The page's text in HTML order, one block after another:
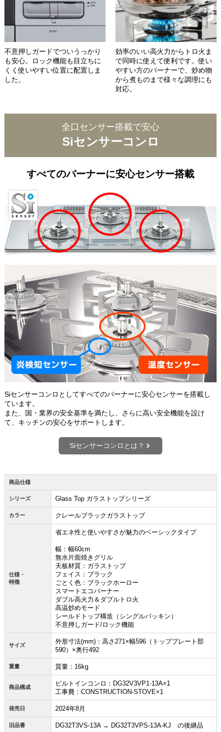
不意押しガードでついうっかり
も安心。ロック機能も目立ちに
くく使いやすい位置に配置しま
した。
効率のいい高火力からトロ火ま
で同時に使えて便利です。使い
やすい方のバーナーで、炒め物
から煮ものまで様々な調理にも
対応。
全口センサー搭載で安心
Siセンサーコンロ
すべてのバーナーに安心センサー搭載
Siセンサーコンロとしてすべてのバーナーに安心センサーを搭載し
ています。
また、国・業界の安全基準を満たし、さらに高い安全機能を設け
て、キッチンの安心をサポートします。
Siセンサーコンロとは？
商品仕様
シリーズ Glass Top ガラストップシリーズ
カラー クレールブラックガラストップ
仕様・
特徴
省エネ性と使いやすさが魅力のベーシックタイプ
幅：幅60cm
無水片面焼きグリル
天板材質：ガラストップ
フェイス：ブラック
ごとく色：ブラックホーロー
スマートエコバーナー
ダブル高火力＆ダブルトロ火
高温炒めモード
シールドトップ構造（シングルパッキン）
不意押しガード/ロック機能
サイズ
外形寸法(mm)：高さ271×幅596（トッププレート部
590）×奥行492
重量 質量：16kg
商品構成
ビルトインコンロ：DG32V3VP1-13A×1
工事費：CONSTRUCTION-STOVE×1
発売日 2024年8月
旧品番 DG32T3VS-13A → DG32T3VPS-13A-KJ の後継品